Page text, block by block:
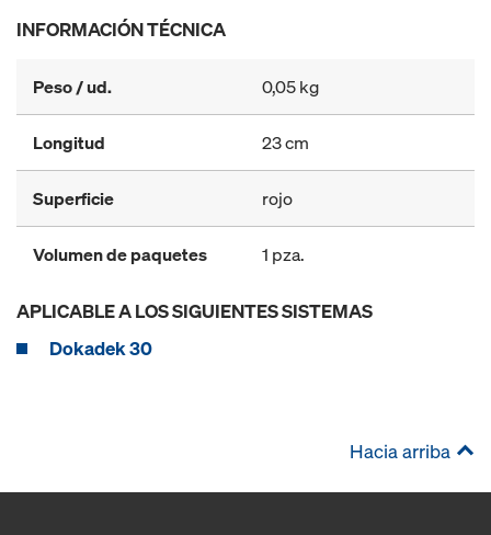
INFORMACIÓN TÉCNICA
Peso / ud. 0,05 kg
Longitud 23 cm
Superficie rojo
Volumen de paquetes 1 pza.
APLICABLE A LOS SIGUIENTES SISTEMAS
Dokadek 30
Hacia arriba